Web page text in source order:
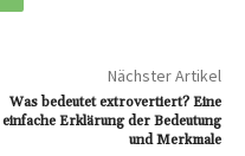
Nächster Artikel
Was bedeutet extrovertiert? Eine
einfache Erklärung der Bedeutung
und Merkmale